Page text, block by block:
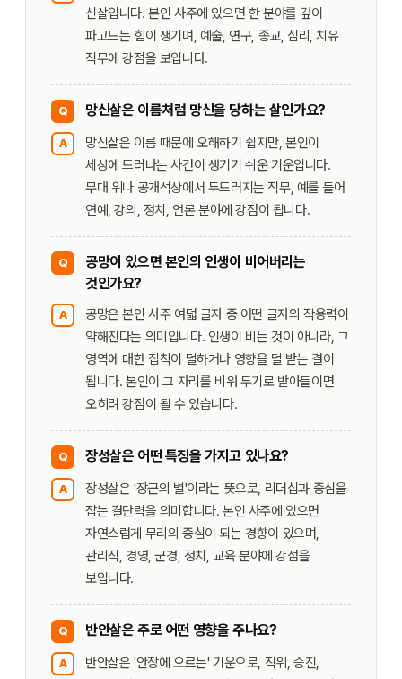
신살입니다. 본인 사주에 있으면 한 분야를 깊이
파고드는 힘이 생기며, 예술, 연구, 종교, 심리, 치유
직무에 강점을 보입니다.
Q 망신살은 이름처럼 망신을 당하는 살인가요?
A
망신살은 이름 때문에 오해하기 쉽지만, 본인이
세상에 드러나는 사건이 생기기 쉬운 기운입니다.
무대 위나 공개석상에서 두드러지는 직무, 예를 들어
연예, 강의, 정치, 언론 분야에 강점이 됩니다.
Q
공망이 있으면 본인의 인생이 비어버리는
것인가요?
A
공망은 본인 사주 여덟 글자 중 어떤 글자의 작용력이
약해진다는 의미입니다. 인생이 비는 것이 아니라, 그
영역에 대한 집착이 덜하거나 영향을 덜 받는 결이
됩니다. 본인이 그 자리를 비워 두기로 받아들이면
오히려 강점이 될 수 있습니다.
Q 장성살은 어떤 특징을 가지고 있나요?
A
장성살은 '장군의 별'이라는 뜻으로, 리더십과 중심을
잡는 결단력을 의미합니다. 본인 사주에 있으면
자연스럽게 무리의 중심이 되는 경향이 있으며,
관리직, 경영, 군경, 정치, 교육 분야에 강점을
보입니다.
Q 반안살은 주로 어떤 영향을 주나요?
A
반안살은 '안장에 오르는' 기운으로, 직위, 승진,